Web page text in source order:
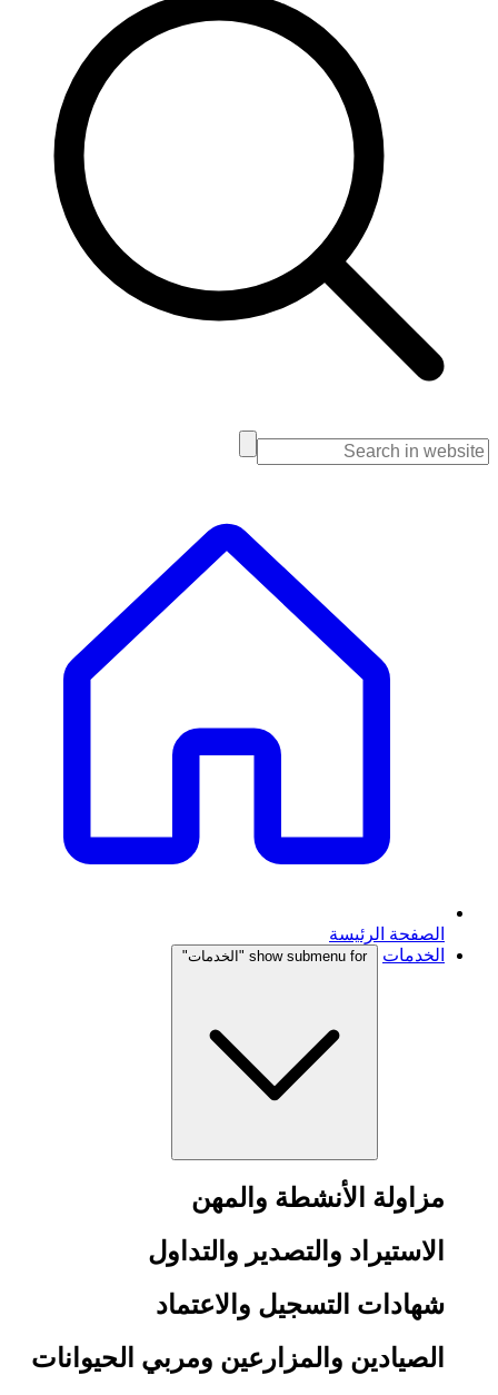
الصفحة الرئيسة
الخدمات
show submenu for "الخدمات"
مزاولة الأنشطة والمهن
الاستيراد والتصدير والتداول
شهادات التسجيل والاعتماد
الصيادين والمزارعين ومربي الحيوانات